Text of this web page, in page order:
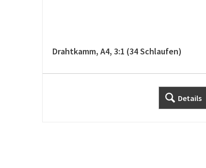
Drahtkamm, A4, 3:1 (34 Schlaufen)
Details